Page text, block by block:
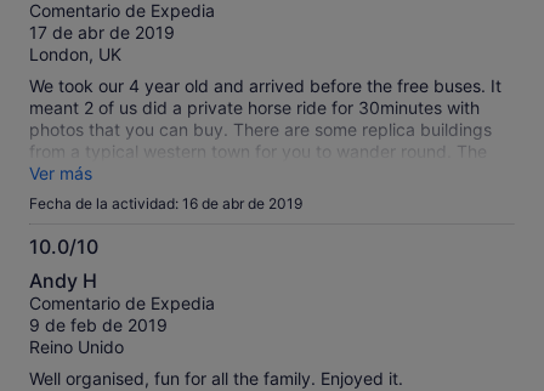
10
Comentario de Expedia
17 de abr de 2019
London, UK
We took our 4 year old and arrived before the free buses. It
meant 2 of us did a private horse ride for 30minutes with
photos that you can buy. There are some replica buildings
from a typical western town for you to wander round. The
saloon bar was nice, and even catered for vegetarians. The
magician show was funny and entertaining (which is
cheese factor). There are the long horn cows and goats and
pigs to see too. My daughter loved all of it except the loud
bangs from the pistols. But we found the show entertaining.
We would definitely go back in a year or so when we are
back on the island and our kids are a little older.
Ver más
Fecha de la actividad: 16 de abr de 2019
10.0/10
10.0
sobre
10
Andy H
Comentario de Expedia
9 de feb de 2019
Reino Unido
Well organised, fun for all the family. Enjoyed it.